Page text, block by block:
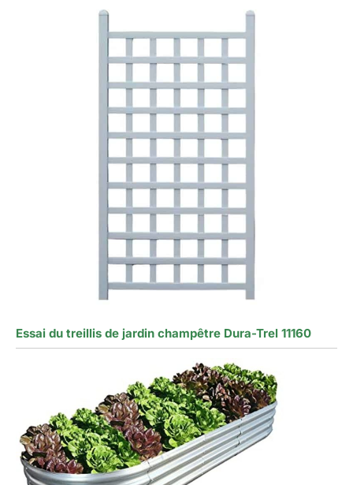
Essai du treillis de jardin champêtre Dura-Trel 11160